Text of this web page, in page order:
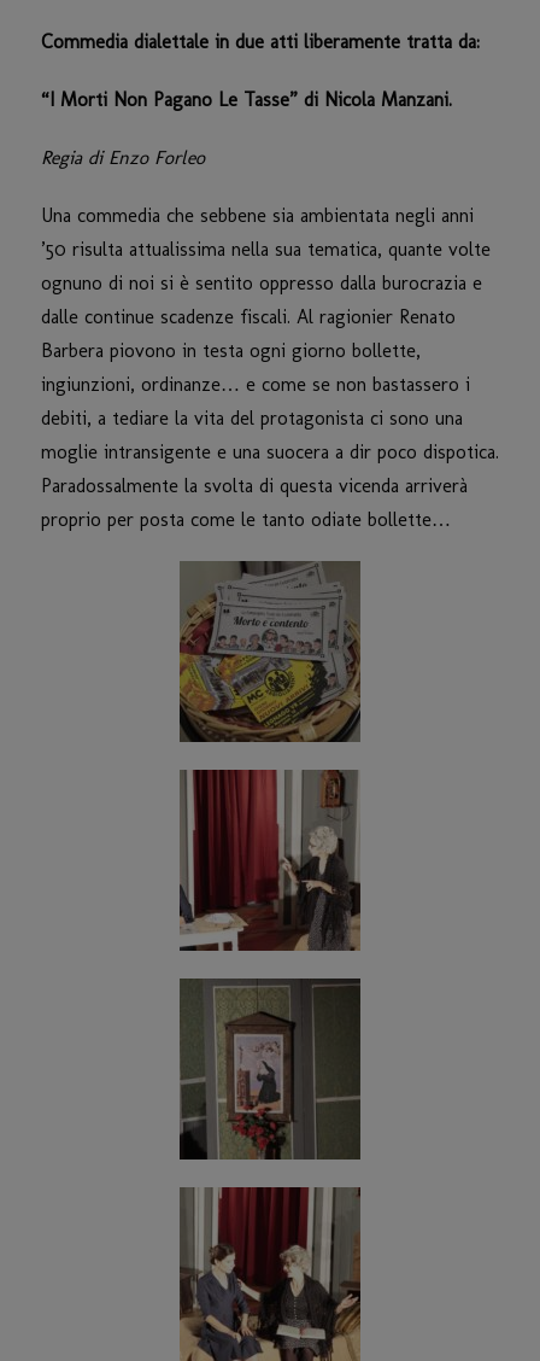
Commedia dialettale in due atti liberamente tratta da:
“I Morti Non Pagano Le Tasse” di Nicola Manzani.
Regia di Enzo Forleo
Una commedia che sebbene sia ambientata negli anni
’50 risulta attualissima nella sua tematica, quante volte
ognuno di noi si è sentito oppresso dalla burocrazia e
dalle continue scadenze fiscali. Al ragionier Renato
Barbera piovono in testa ogni giorno bollette,
ingiunzioni, ordinanze… e come se non bastassero i
debiti, a tediare la vita del protagonista ci sono una
moglie intransigente e una suocera a dir poco dispotica.
Paradossalmente la svolta di questa vicenda arriverà
proprio per posta come le tanto odiate bollette…